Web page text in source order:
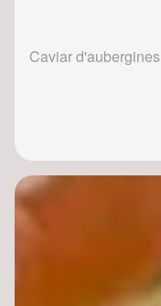
Caviar d'aubergines